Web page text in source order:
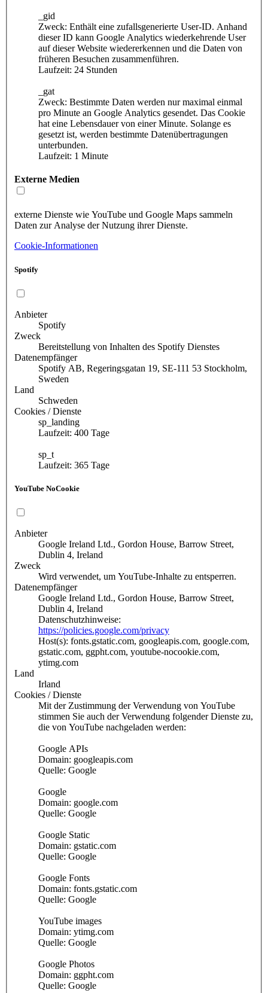
_gid
Zweck: Enthält eine zufallsgenerierte User-ID. Anhand
dieser ID kann Google Analytics wiederkehrende User
auf dieser Website wiedererkennen und die Daten von
früheren Besuchen zusammenführen.
Laufzeit: 24 Stunden
_gat
Zweck: Bestimmte Daten werden nur maximal einmal
pro Minute an Google Analytics gesendet. Das Cookie
hat eine Lebensdauer von einer Minute. Solange es
gesetzt ist, werden bestimmte Datenübertragungen
unterbunden.
Laufzeit: 1 Minute
Externe Medien
externe Dienste wie YouTube und Google Maps sammeln
Daten zur Analyse der Nutzung ihrer Dienste.
Cookie-Informationen
Spotify
Anbieter
Spotify
Zweck
Bereitstellung von Inhalten des Spotify Dienstes
Datenempfänger
Spotify AB, Regeringsgatan 19, SE-111 53 Stockholm,
Sweden
Land
Schweden
Cookies / Dienste
sp_landing
Laufzeit: 400 Tage
sp_t
Laufzeit: 365 Tage
YouTube NoCookie
Anbieter
Google Ireland Ltd., Gordon House, Barrow Street,
Dublin 4, Ireland
Zweck
Wird verwendet, um YouTube-Inhalte zu entsperren.
Datenempfänger
Google Ireland Ltd., Gordon House, Barrow Street,
Dublin 4, Ireland
Datenschutzhinweise:
https://policies.google.com/privacy
Host(s): fonts.gstatic.com, googleapis.com, google.com,
gstatic.com, ggpht.com, youtube-nocookie.com,
ytimg.com
Land
Irland
Cookies / Dienste
Mit der Zustimmung der Verwendung von YouTube
stimmen Sie auch der Verwendung folgender Dienste zu,
die von YouTube nachgeladen werden:
Google APIs
Domain: googleapis.com
Quelle: Google
Google
Domain: google.com
Quelle: Google
Google Static
Domain: gstatic.com
Quelle: Google
Google Fonts
Domain: fonts.gstatic.com
Quelle: Google
YouTube images
Domain: ytimg.com
Quelle: Google
Google Photos
Domain: ggpht.com
Quelle: Google